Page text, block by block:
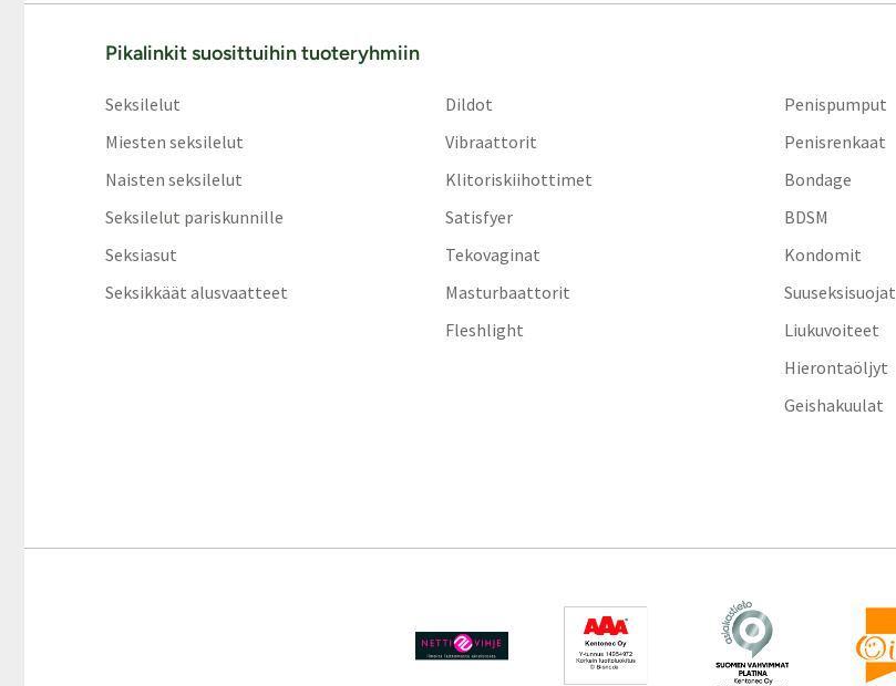
Pikalinkit suosittuihin tuoteryhmiin
Seksilelut
Miesten seksilelut
Naisten seksilelut
Seksilelut pariskunnille
Seksiasut
Seksikkäät alusvaatteet
Dildot
Vibraattorit
Klitoriskiihottimet
Satisfyer
Tekovaginat
Masturbaattorit
Fleshlight
Penispumput
Penisrenkaat
Bondage
BDSM
Kondomit
Suuseksisuojat
Liukuvoiteet
Hierontaöljyt
Geishakuulat